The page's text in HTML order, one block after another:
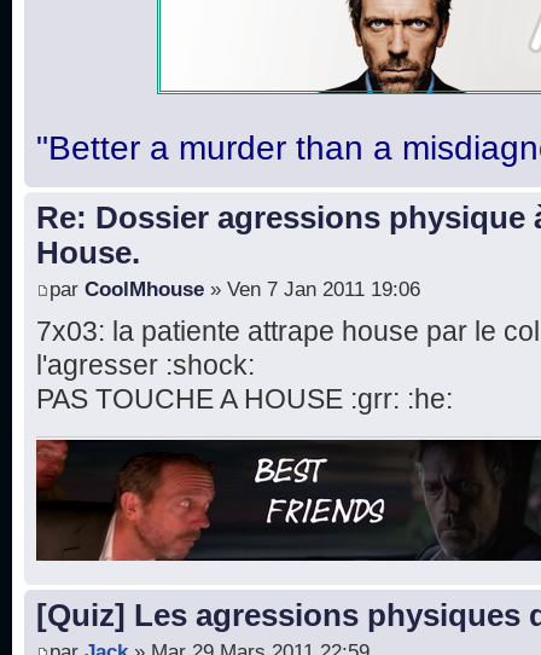
"Better a murder than a
Re: Dossier agressions physique
House.
par CoolMhouse » Ven 7 Jan 2011 19:06
7x03: la patiente attrape house par le
l'agresser :shock:
PAS TOUCHE A HOUSE :grr: :he:
[Quiz] Les agressions physiques